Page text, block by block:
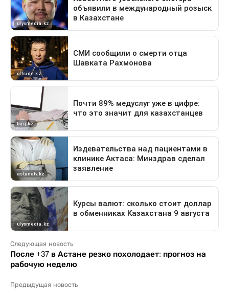
Следующая новость
После +37 в Астане резко похолодает: прогноз на
рабочую неделю
Предыдущая новость